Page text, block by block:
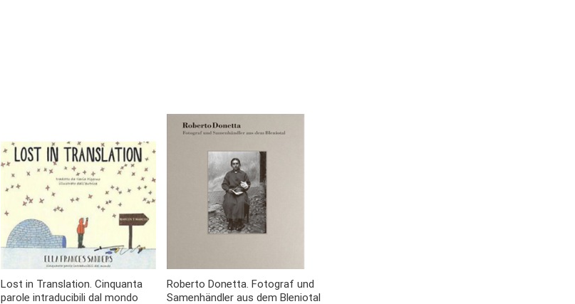
Lost in Translation. Cinquanta
parole intraducibili dal mondo
Roberto Donetta. Fotograf und
Samenhändler aus dem Bleniotal